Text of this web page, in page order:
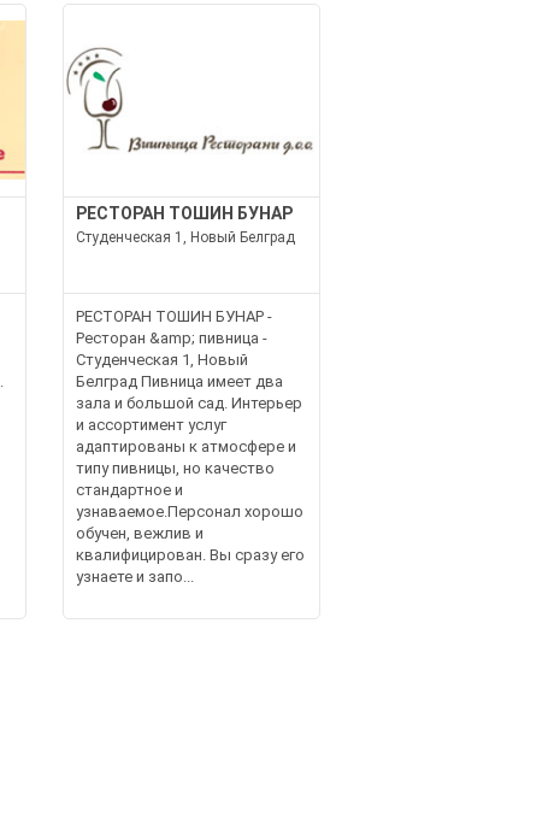
РЕСТОРАН ТОШИН БУНАР
Студенческая 1, Новый Белград
РЕСТОРАН ТОШИН БУНАР -
Ресторан &amp; пивница -
Студенческая 1, Новый
Белград Пивница имеет два
зала и большой сад. Интерьер
и ассортимент услуг
адаптированы к атмосфере и
типу пивницы, но качество
стандартное и
узнаваемое.Персонал хорошо
обучен, вежлив и
квалифицирован. Вы сразу его
узнаете и запо...